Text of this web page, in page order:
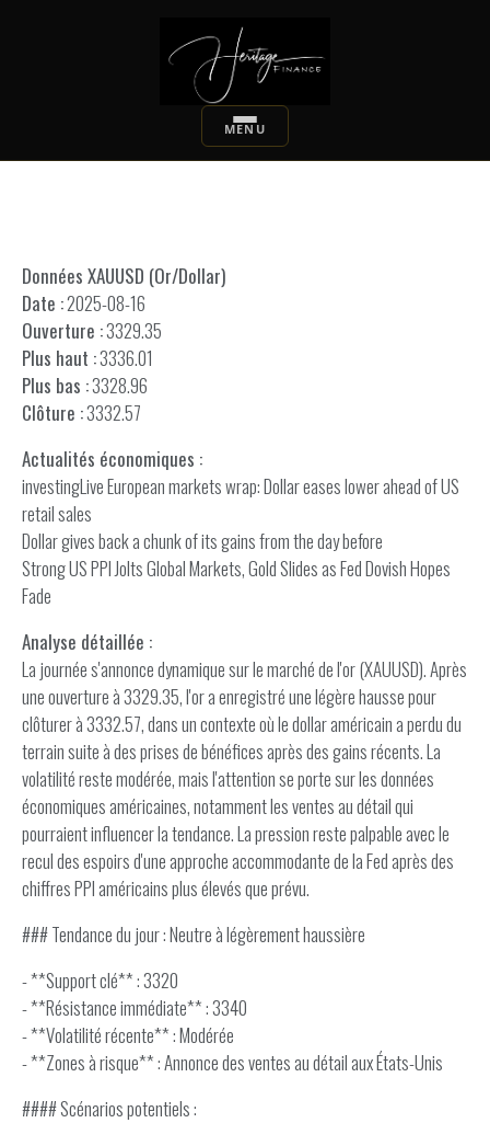
Données XAUUSD (Or/Dollar)
Date :2025-08-16
Ouverture :3329.35
Plus haut :3336.01
Plus bas :3328.96
Clôture :3332.57
Actualités économiques :
investingLive European markets wrap: Dollar eases lower ahead of US
retail sales
Dollar gives back a chunk of its gains from the day before
Strong US PPI Jolts Global Markets, Gold Slides as Fed Dovish Hopes
Fade
Analyse détaillée :
La journée s'annonce dynamique sur le marché de l'or (XAUUSD). Après
une ouverture à 3329.35, l'or a enregistré une légère hausse pour
clôturer à 3332.57, dans un contexte où le dollar américain a perdu du
terrain suite à des prises de bénéfices après des gains récents. La
volatilité reste modérée, mais l'attention se porte sur les données
économiques américaines, notamment les ventes au détail qui
pourraient influencer la tendance. La pression reste palpable avec le
recul des espoirs d'une approche accommodante de la Fed après des
chiffres PPI américains plus élevés que prévu.
### Tendance du jour : Neutre à légèrement haussière
- **Support clé** : 3320
- **Résistance immédiate** : 3340
- **Volatilité récente** : Modérée
- **Zones à risque** : Annonce des ventes au détail aux États-Unis
#### Scénarios potentiels :